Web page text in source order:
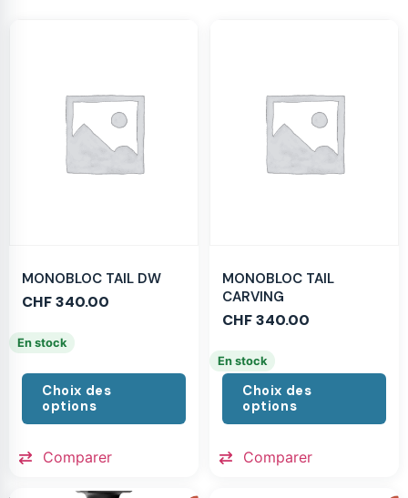
MONOBLOC TAIL DW
CHF340.00
En stock
Choix des
options
Comparer
MONOBLOC TAIL
CARVING
CHF340.00
En stock
Choix des
options
Comparer